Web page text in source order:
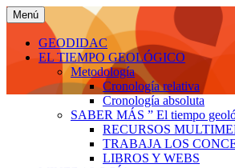
Saltar
al
contenido
Geodidac: Geología
Agrónomos
Geodidac: Geología en
Agrónomos.ESPACIO
Menú
GEODIDAC
EL TIEMPO GEOLÓGICO
Metodología
Cronología relativa
Cronología absoluta
SABER MÁS ” El tiempo
RECURSOS
TRABAJA LOS
LIBROS Y WEBS